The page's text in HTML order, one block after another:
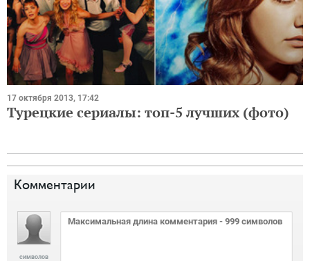
17 октября 2013, 17:42
Турецкие сериалы: топ-5 лучших (фото)
Комментарии
символов